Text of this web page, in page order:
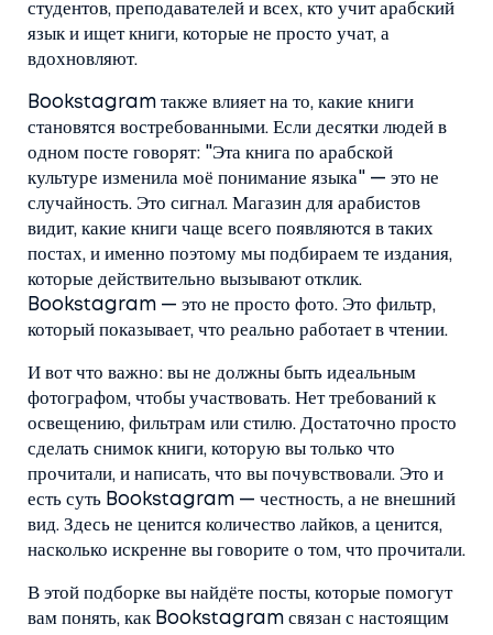
студентов, преподавателей и всех, кто учит арабский
язык и ищет книги, которые не просто учат, а
вдохновляют.
Bookstagram также влияет на то, какие книги
становятся востребованными. Если десятки людей в
одном посте говорят: "Эта книга по арабской
культуре изменила моё понимание языка" — это не
случайность. Это сигнал. Магазин для арабистов
видит, какие книги чаще всего появляются в таких
постах, и именно поэтому мы подбираем те издания,
которые действительно вызывают отклик.
Bookstagram — это не просто фото. Это фильтр,
который показывает, что реально работает в чтении.
И вот что важно: вы не должны быть идеальным
фотографом, чтобы участвовать. Нет требований к
освещению, фильтрам или стилю. Достаточно просто
сделать снимок книги, которую вы только что
прочитали, и написать, что вы почувствовали. Это и
есть суть Bookstagram — честность, а не внешний
вид. Здесь не ценится количество лайков, а ценится,
насколько искренне вы говорите о том, что прочитали.
В этой подборке вы найдёте посты, которые помогут
вам понять, как Bookstagram связан с настоящим